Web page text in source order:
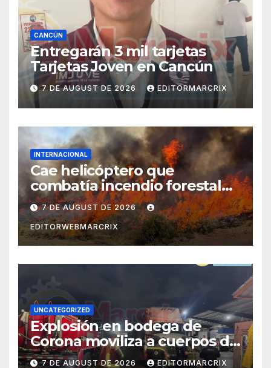
CANCÚN
Entregarán 3 mil tarjetas
Tarjetas Joven en Cancún
7 DE AUGUST DE 2026 EDITORMARCRIX
INTERNACIONAL
Cae helicóptero que
combatía incendio forestal
en Utah
7 DE AUGUST DE 2026
EDITORWEBMARCRIX
UNCATEGORIZED
Explosión en bodega de
Corona moviliza a cuerpos de
emergencia en Cancún
7 DE AUGUST DE 2026 EDITORMARCRIX